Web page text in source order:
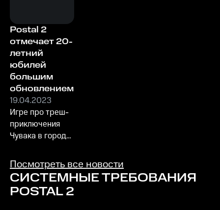
Postal 2
отмечает 20-
летний
юбилей
большим
обновлением
19.04.2023
Игре про треш-
приключения
Чувака в городе
исполнилось 20
лет. В честь
этого
разработчики
Посмотреть все новости
СИСТЕМНЫЕ ТРЕБОВАНИЯ
POSTAL 2